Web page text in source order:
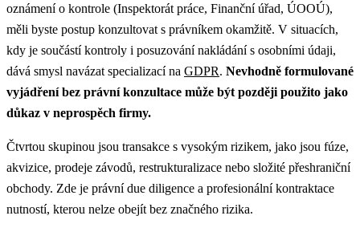
oznámení o kontrole (Inspektorát práce, Finanční úřad, ÚOOÚ),
měli byste postup konzultovat s právníkem okamžitě. V situacích,
kdy je součástí kontroly i posuzování nakládání s osobními údaji,
dává smysl navázat specializací na GDPR. Nevhodně formulované
vyjádření bez právní konzultace může být později použito jako
důkaz v neprospěch firmy.
Čtvrtou skupinou jsou transakce s vysokým rizikem, jako jsou fúze,
akvizice, prodeje závodů, restrukturalizace nebo složité přeshraniční
obchody. Zde je právní due diligence a profesionální kontraktace
nutností, kterou nelze obejít bez značného rizika.